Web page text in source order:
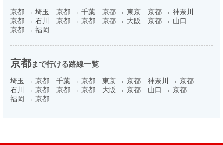
京都 → 埼玉 京都 → 千葉 京都 → 東京 京都 → 神奈川
京都 → 石川 京都 → 京都 京都 → 大阪 京都 → 山口
京都 → 福岡
京都まで行ける路線一覧
埼玉 → 京都 千葉 → 京都 東京 → 京都 神奈川 → 京都
石川 → 京都 京都 → 京都 大阪 → 京都 山口 → 京都
福岡 → 京都